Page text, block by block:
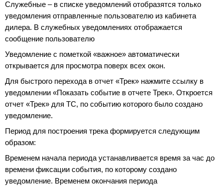
Служебные – в списке уведомлений отобразятся только
уведомления отправленные пользователю из кабинета
дилера. В служебных уведомлениях отображается
сообщение пользователю
Уведомление с пометкой «важное» автоматически
открывается для просмотра поверх всех окон.
Для быстрого перехода в отчет «Трек» нажмите ссылку в
уведомлении «Показать событие в отчете Трек». Откроется
отчет «Трек» для ТС, по событию которого было создано
уведомление.
Период для построения трека формируется следующим
образом:
Временем начала периода устанавливается время за час до
времени фиксации события, по которому создано
уведомление. Временем окончания периода